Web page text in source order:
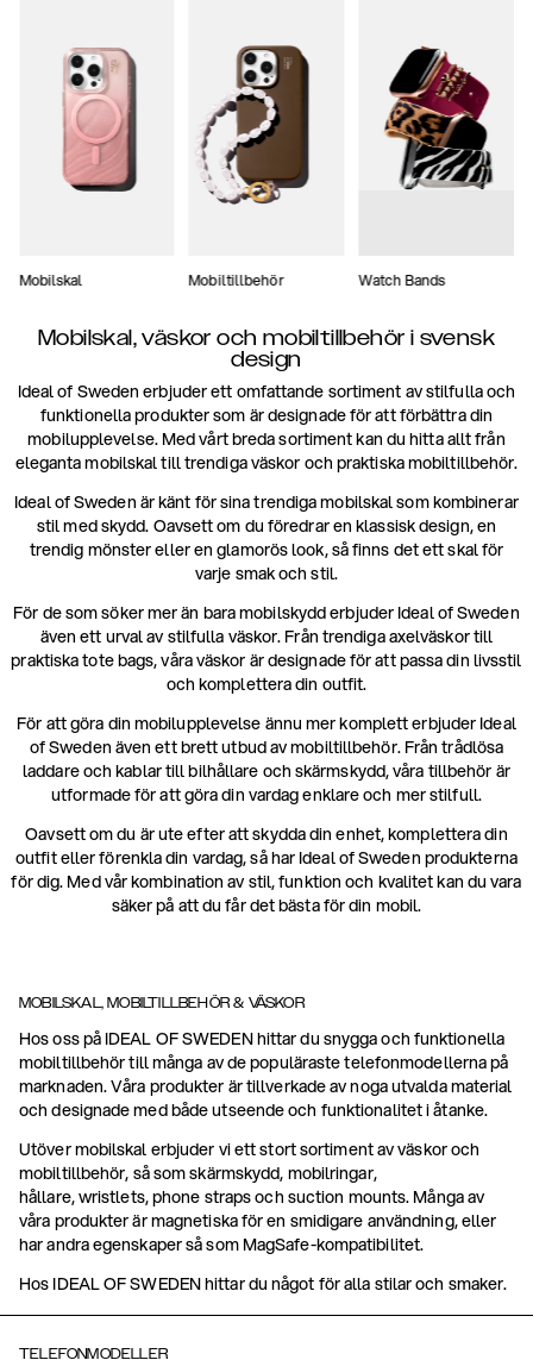
Mobilskal Mobiltillbehör Watch Bands
Mobilskal, väskor och mobiltillbehör i svensk
design
Ideal of Sweden erbjuder ett omfattande sortiment av stilfulla och
funktionella produkter som är designade för att förbättra din
mobilupplevelse. Med vårt breda sortiment kan du hitta allt från
eleganta mobilskal till trendiga väskor och praktiska mobiltillbehör.
Ideal of Sweden är känt för sina trendiga mobilskal som kombinerar
stil med skydd. Oavsett om du föredrar en klassisk design, en
trendig mönster eller en glamorös look, så finns det ett skal för
varje smak och stil.
För de som söker mer än bara mobilskydd erbjuder Ideal of Sweden
även ett urval av stilfulla väskor. Från trendiga axelväskor till
praktiska tote bags, våra väskor är designade för att passa din livsstil
och komplettera din outfit.
För att göra din mobilupplevelse ännu mer komplett erbjuder Ideal
of Sweden även ett brett utbud av mobiltillbehör. Från trådlösa
laddare och kablar till bilhållare och skärmskydd, våra tillbehör är
utformade för att göra din vardag enklare och mer stilfull.
Oavsett om du är ute efter att skydda din enhet, komplettera din
outfit eller förenkla din vardag, så har Ideal of Sweden produkterna
för dig. Med vår kombination av stil, funktion och kvalitet kan du vara
säker på att du får det bästa för din mobil.
MOBILSKAL, MOBILTILLBEHÖR & VÄSKOR
Hos oss på IDEAL OF SWEDEN hittar du snygga och funktionella
mobiltillbehör till många av de populäraste telefonmodellerna på
marknaden. Våra produkter är tillverkade av noga utvalda material
och designade med både utseende och funktionalitet i åtanke.
Utöver mobilskal erbjuder vi ett stort sortiment av väskor och
mobiltillbehör, så som skärmskydd, mobilringar,
hållare, wristlets, phone straps och suction mounts. Många av
våra produkter är magnetiska för en smidigare användning, eller
har andra egenskaper så som MagSafe-kompatibilitet.
Hos IDEAL OF SWEDEN hittar du något för alla stilar och smaker.
TELEFONMODELLER